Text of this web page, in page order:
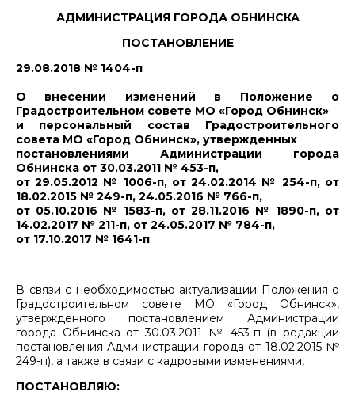
АДМИНИСТРАЦИЯ ГОРОДА ОБНИНСКА
ПОСТАНОВЛЕНИЕ
29.08.2018 № 1404-п
О внесении изменений в Положение о
Градостроительном совете МО «Город Обнинск»
и персональный состав Градостроительного
совета МО «Город Обнинск», утвержденных
постановлениями Администрации города
Обнинска от 30.03.2011 № 453-п,
от 29.05.2012 № 1006-п, от 24.02.2014 № 254-п, от
18.02.2015 № 249-п, 24.05.2016 № 766-п,
от 05.10.2016 № 1583-п, от 28.11.2016 № 1890-п, от
14.02.2017 № 211-п, от 24.05.2017 № 784-п,
от 17.10.2017 № 1641-п
В связи с необходимостью актуализации Положения о
Градостроительном совете МО «Город Обнинск»,
утвержденного постановлением Администрации
города Обнинска от 30.03.2011 № 453-п (в редакции
постановления Администрации города от 18.02.2015 №
249-п), а также в связи с кадровыми изменениями,
ПОСТАНОВЛЯЮ: